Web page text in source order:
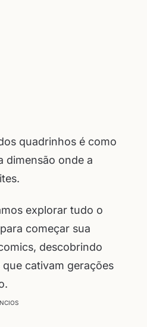
quadrinhos é como
dimensão onde a
explorar tudo o
começar sua
descobrindo
cativam gerações